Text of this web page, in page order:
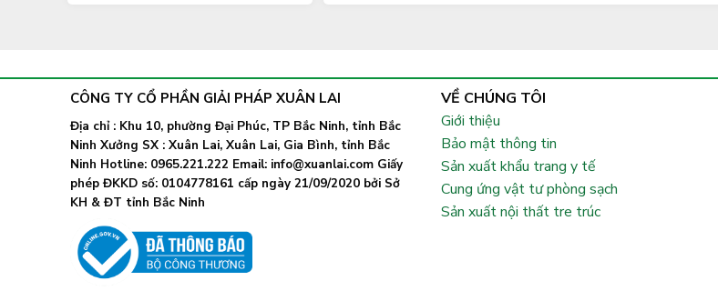
CÔNG TY CỔ PHẦN GIẢI PHÁP XUÂN LAI
Địa chỉ : Khu 10, phường Đại Phúc, TP Bắc Ninh, tỉnh Bắc
Ninh Xưởng SX : Xuân Lai, Xuân Lai, Gia Bình, tỉnh Bắc
Ninh Hotline: 0965.221.222 Email: info@xuanlai.com Giấy
phép ĐKKD số: 0104778161 cấp ngày 21/09/2020 bởi Sở
KH & ĐT tỉnh Bắc Ninh
VỀ CHÚNG TÔI
Giới thiệu
Bảo mật thông tin
Sản xuất khẩu trang y tế
Cung ứng vật tư phòng sạch
Sản xuất nội thất tre trúc